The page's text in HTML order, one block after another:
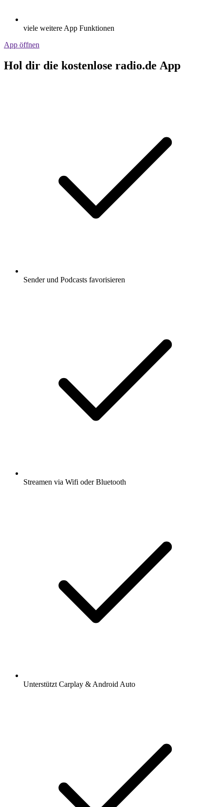
viele weitere App Funktionen
App öffnen
Hol dir die kostenlose radio.de App
Sender und Podcasts favorisieren
Streamen via Wifi oder Bluetooth
Unterstützt Carplay & Android Auto